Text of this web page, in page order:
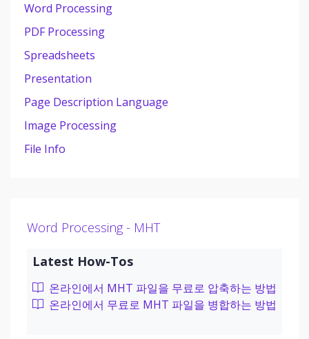
Word Processing
PDF Processing
Spreadsheets
Presentation
Page Description Language
Image Processing
File Info
Word Processing - MHT
Latest How-Tos
온라인에서 MHT 파일을 무료로 압축하는 방법
온라인에서 무료로 MHT 파일을 병합하는 방법